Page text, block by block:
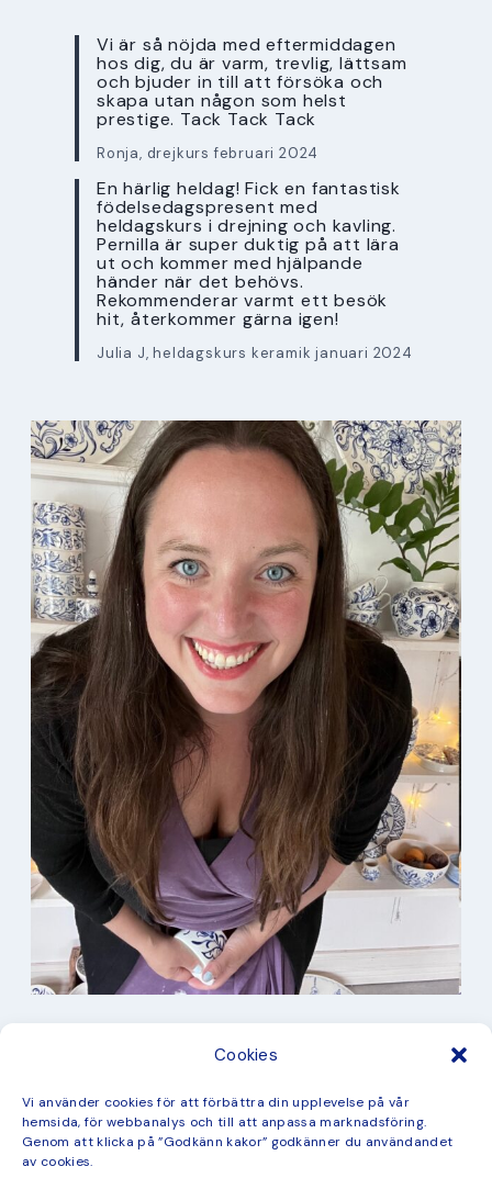
Cookies
Vi använder cookies för att förbättra din upplevelse på vår
hemsida, för webbanalys och till att anpassa marknadsföring.
Genom att klicka på ”Godkänn kakor” godkänner du användandet
av cookies.
Vi är så nöjda med eftermiddagen
hos dig, du är varm, trevlig, lättsam
och bjuder in till att försöka och
skapa utan någon som helst
prestige. Tack Tack Tack
Ronja, drejkurs februari 2024
En härlig heldag! Fick en fantastisk
födelsedagspresent med
heldagskurs i drejning och kavling.
Pernilla är super duktig på att lära
ut och kommer med hjälpande
händer när det behövs.
Rekommenderar varmt ett besök
hit, återkommer gärna igen!
Julia J, heldagskurs keramik januari 2024
Kurser
Måleri
mina favorit recept
Mönster